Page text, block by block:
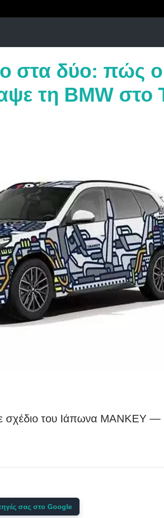
στα δύο: πώς ο
τη BMW στο
σχέδιο του Ιάπωνα MANKEY —
σας στο Google